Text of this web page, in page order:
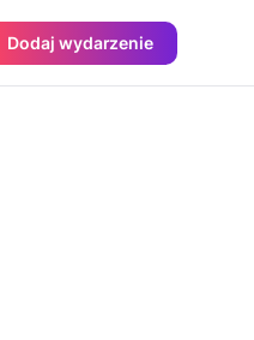
Dodaj wydarzenie